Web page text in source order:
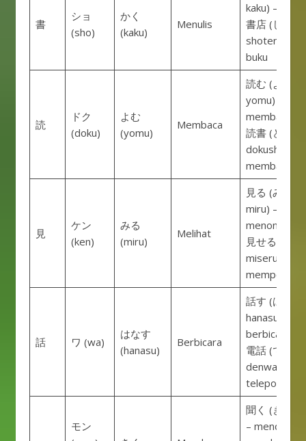
書
ショ
(sho)
かく
(kaku)
Menulis
kaku) –
書店 (しょて
shoten) –
buku
読
ドク
(doku)
よむ
(yomu)
Membaca
読む (よむ,
yomu) –
membaca
読書 (どくし
dokusho) –
membaca
見
ケン
(ken)
みる
(miru)
Melihat
見る (みる,
miru) –
menonton
見せる (みせ
miseru) –
話 ワ (wa)
はなす
(hanasu)
Berbicara
話す (はなす,
hanasu) –
berbicara
電話 (でんわ,
denwa) –
telepon
モン
聞く (きく,
–